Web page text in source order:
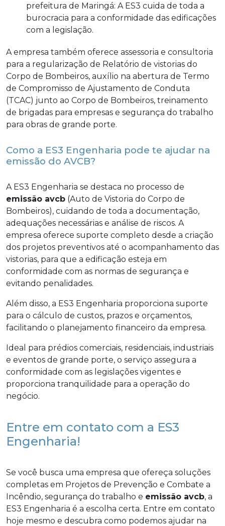
prefeitura de Maringá: A ES3 cuida de toda a
burocracia para a conformidade das edificações
com a legislação.
A empresa também oferece assessoria e consultoria
para a regularização de Relatório de vistorias do
Corpo de Bombeiros, auxílio na abertura de Termo
de Compromisso de Ajustamento de Conduta
(TCAC) junto ao Corpo de Bombeiros, treinamento
de brigadas para empresas e segurança do trabalho
para obras de grande porte.
Como a ES3 Engenharia pode te ajudar na
emissão do AVCB?
A ES3 Engenharia se destaca no processo de
emissão avcb (Auto de Vistoria do Corpo de
Bombeiros), cuidando de toda a documentação,
adequações necessárias e análise de riscos. A
empresa oferece suporte completo desde a criação
dos projetos preventivos até o acompanhamento das
vistorias, para que a edificação esteja em
conformidade com as normas de segurança e
evitando penalidades.
Além disso, a ES3 Engenharia proporciona suporte
para o cálculo de custos, prazos e orçamentos,
facilitando o planejamento financeiro da empresa.
Ideal para prédios comerciais, residenciais, industriais
e eventos de grande porte, o serviço assegura a
conformidade com as legislações vigentes e
proporciona tranquilidade para a operação do
negócio.
Entre em contato com a ES3
Engenharia!
Se você busca uma empresa que ofereça soluções
completas em Projetos de Prevenção e Combate a
Incêndio, segurança do trabalho e emissão avcb, a
ES3 Engenharia é a escolha certa. Entre em contato
hoje mesmo e descubra como podemos ajudar na